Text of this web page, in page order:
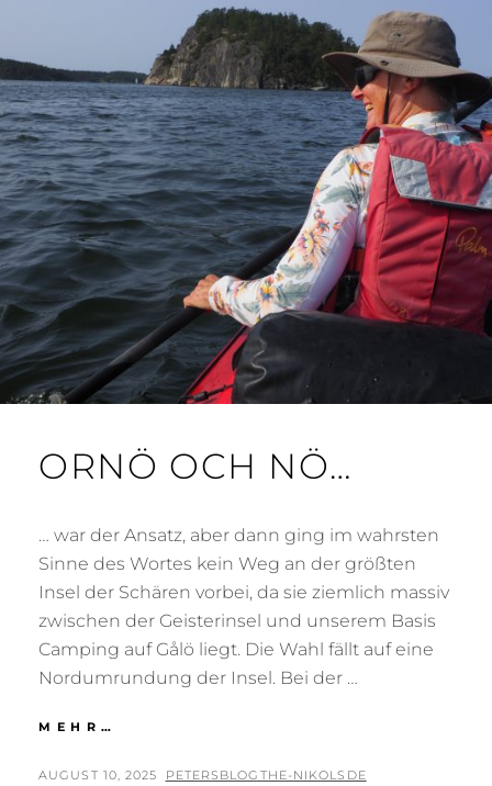
ORNÖ OCH NÖ…
… war der Ansatz, aber dann ging im wahrsten
Sinne des Wortes kein Weg an der größten
Insel der Schären vorbei, da sie ziemlich massiv
zwischen der Geisterinsel und unserem Basis
Camping auf Gålö liegt. Die Wahl fällt auf eine
Nordumrundung der Insel. Bei der …
MEHR…
NÖ…
POSTED
AUGUST 10, 2025 BY
PETERSBLOGTHE-NIKOLSDE